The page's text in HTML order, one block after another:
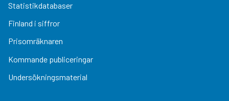
Statistikdatabaser
Finland i siffror
Prisomräknaren
Kommande publiceringar
Undersökningsmaterial